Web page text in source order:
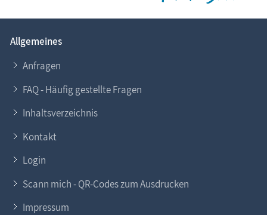
Allgemeines
Anfragen
FAQ - Häufig gestellte Fragen
Inhaltsverzeichnis
Kontakt
Login
Scann mich - QR-Codes zum Ausdrucken
Impressum